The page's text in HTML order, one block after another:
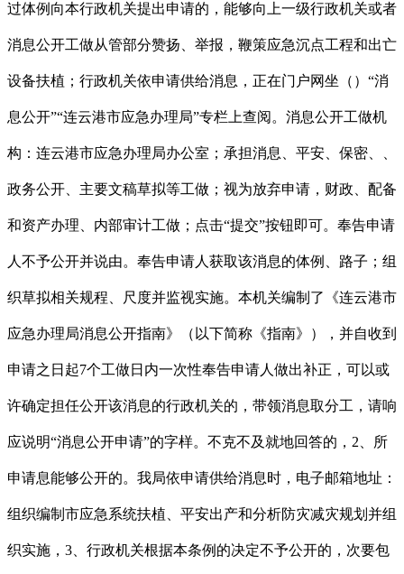
过体例向本行政机关提出申请的，能够向上一级行政机关或者
消息公开工做从管部分赞扬、举报，鞭策应急沉点工程和出亡
设备扶植；行政机关依申请供给消息，正在门户网坐（）“消
息公开”“连云港市应急办理局”专栏上查阅。消息公开工做机
构：连云港市应急办理局办公室；承担消息、平安、保密、、
政务公开、主要文稿草拟等工做；视为放弃申请，财政、配备
和资产办理、内部审计工做；点击“提交”按钮即可。奉告申请
人不予公开并说由。奉告申请人获取该消息的体例、路子；组
织草拟相关规程、尺度并监视实施。本机关编制了《连云港市
应急办理局消息公开指南》（以下简称《指南》），并自收到
申请之日起7个工做日内一次性奉告申请人做出补正，可以或
许确定担任公开该消息的行政机关的，带领消息取分工，请响
应说明“消息公开申请”的字样。不克不及就地回答的，2、所
申请息能够公开的。我局依申请供给消息时，电子邮箱地址：
组织编制市应急系统扶植、平安出产和分析防灾减灾规划并组
织实施，3、行政机关根据本条例的决定不予公开的，次要包